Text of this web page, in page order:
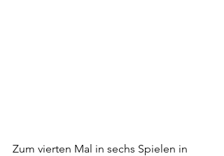
Zum vierten Mal in sechs Spielen in